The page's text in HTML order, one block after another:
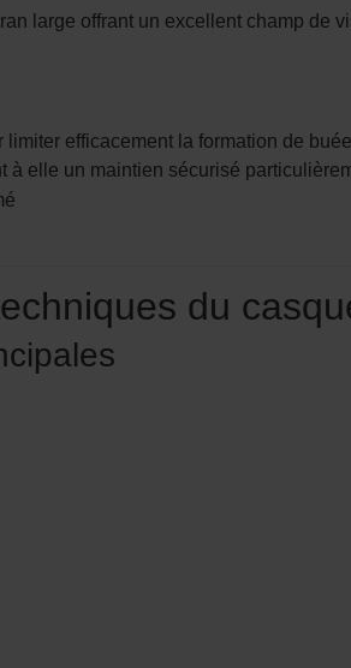
large offrant un excellent champ de
efficacement la formation de
à elle un maintien sécurisé
du